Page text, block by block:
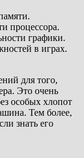
процессора.
графики.
в играх.
для того,
Это очень
особых хлопот
Тем более,
знать его